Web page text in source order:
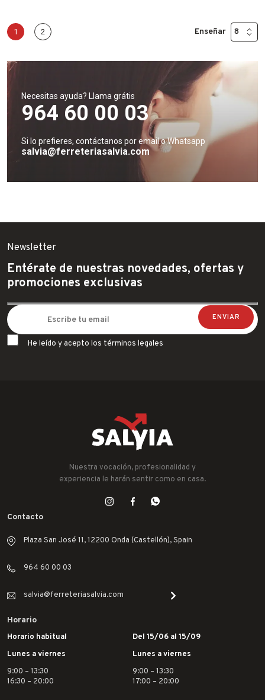
1 2 Enseñar
Necesitas ayuda? Llama grátis
964 60 00 03
Si lo prefieres, contáctanos por email o Whatsapp
salvia@ferreteriasalvia.com
Newsletter
Entérate de nuestras novedades, ofertas y
promociones exclusivas
He leído y acepto los términos legales
Nuestra vocación, profesionalidad y
experiencia le harán sentir como en casa.
Contacto
Plaza San José 11, 12200 Onda (Castellón), Spain
964 60 00 03
salvia@ferreteriasalvia.com
Horario
Horario habitual
Lunes a viernes
9:00 – 13:30
16:30 – 20:00
Del 15/06 al 15/09
Lunes a viernes
9:00 – 13:30
17:00 – 20:00